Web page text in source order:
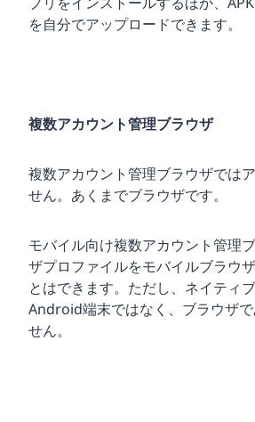
を自分でアップロードできます。
複数アカウント管理ブラウザ
複数アカウント管理ブラウザでは
せん。あくまでブラウザです。
モバイル向け複数アカウント管理
ザプロファイルをモバイルブラウ
とはできます。ただし、ネイティ
Android端末ではなく、ブラウザで
せん。